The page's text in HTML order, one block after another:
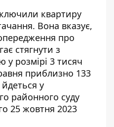
квартиру
Вона вказує,
про
стягнути з
у розмірі 3 тисяч
приблизно 133
у
районного суду
25 жовтня 2023